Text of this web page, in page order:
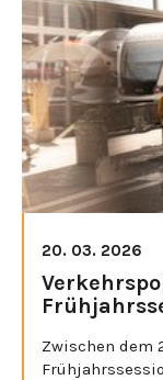
20. 03. 2026
Zwischen dem